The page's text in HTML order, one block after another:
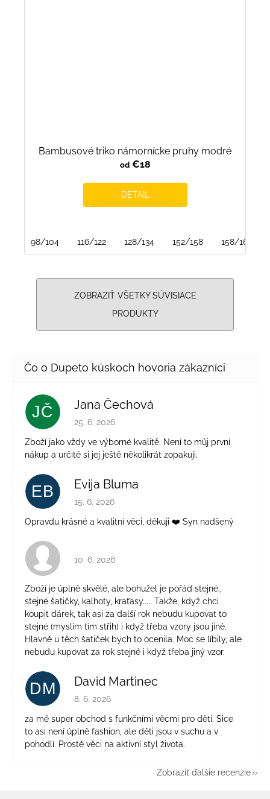
Bambusové triko námornícke pruhy modré
od€18
DETAIL
98/104 116/122 128/134 152/158 158/164
ZOBRAZIŤ VŠETKY SÚVISIACE
PRODUKTY
JČ Jana Čechová
Hodnotenie obchodu je 5 z 5 hviezdičiek.
25. 6. 2026
Zboží jako vždy ve výborné kvalitě. Není to můj první
nákup a určitě si jej ještě několikrát zopakuji.
EB Evija Bluma
Hodnotenie obchodu je 5 z 5 hviezdičiek.
15. 6. 2026
Opravdu krásné a kvalitní věci, děkuji ❤️ Syn nadšený
Hodnotenie obchodu je 4 z 5 hviezdičiek.
10. 6. 2026
Zboží je úplně skvělé, ale bohužel je pořád stejné.,
stejné šatičky, kalhoty, kraťasy..... Takže, když chci
koupit dárek, tak asi za další rok nebudu kupovat to
stejné (myslím tím střih) i když třeba vzory jsou jiné.
Hlavně u těch šatiček bych to ocenila. Moc se líbily, ale
nebudu kupovat za rok stejné i když třeba jiný vzor.
DM David Martinec
Hodnotenie obchodu je 5 z 5 hviezdičiek.
8. 6. 2026
za mě super obchod s funkčními věcmi pro děti. Sice
to asi není úplně fashion, ale děti jsou v suchu a v
pohodlí. Prostě věci na aktivní styl života.
Zobraziť ďalšie recenzie